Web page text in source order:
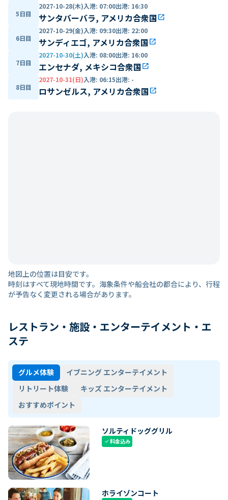
5日目
2027-10-28(木)入港: 07:00出港: 16:30
サンタバーバラ, アメリカ合衆国open_in_new
6日目
2027-10-29(金)入港: 09:30出港: 22:00
サンディエゴ, アメリカ合衆国open_in_new
7日目
2027-10-30(土)入港: 08:00出港: 16:00
エンセナダ, メキシコ合衆国open_in_new
8日目
2027-10-31(日)入港: 06:15出港: -
ロサンゼルス, アメリカ合衆国open_in_new
地図上の位置は目安です。
時刻はすべて現地時間です。海象条件や船会社の都合により、行程
が予告なく変更される場合があります。
レストラン・施設・エンターテイメント・エ
ステ
グルメ体験
イブニング エンターテイメント
リトリート体験
キッズ エンターテイメント
おすすめポイント
ソルティドッググリル
check料金込み
ホライゾンコート